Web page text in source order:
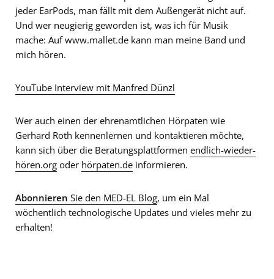
jeder EarPods, man fällt mit dem Außengerät nicht auf.
Und wer neugierig geworden ist, was ich für Musik
mache: Auf www.mallet.de kann man meine Band und
mich hören.
YouTube Interview mit Manfred Dünzl
Wer auch einen der ehrenamtlichen Hörpaten wie
Gerhard Roth kennenlernen und kontaktieren möchte,
kann sich über die Beratungsplattformen endlich-wieder-
hören.org oder hörpaten.de informieren.
Abonnieren Sie den MED-EL Blog, um ein Mal
wöchentlich technologische Updates und vieles mehr zu
erhalten!